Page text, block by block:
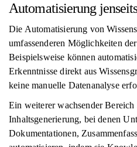
Automatisierung
Die Automatisierung von
umfassenderen Möglichkeiten
Beispielsweise können
Erkenntnisse direkt aus
keine manuelle Datenanalyse
Ein weiterer wachsender
Inhaltsgenerierung, bei denen
Dokumentationen,